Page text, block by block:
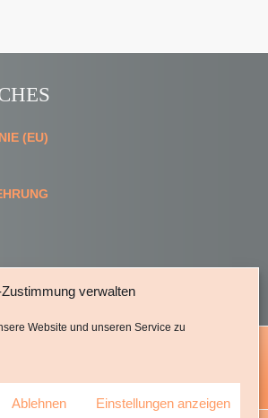
verwalten
Website und unseren Service zu
Ablehnen Einstellungen anzeigen
(EU)